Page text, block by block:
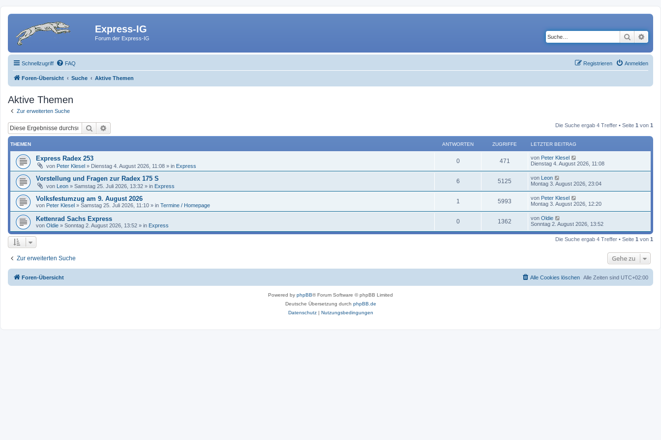
Express-IG
Forum der Express-IG Suche
Schnellzugriff FAQ Anmelden
Registrieren
Foren-Übersicht Suche Aktive Themen
Aktive Themen
Zur erweiterten Suche
Suche Die Suche ergab 4 Treffer • Seite 1 von 1
THEMEN ANTWORTEN ZUGRIFFE LETZTER BEITRAG
Express Radex 253
von Peter Klesel » Dienstag 4. August 2026, 11:08 » in Express
0 471 von Peter Klesel
Dienstag 4. August 2026, 11:08
Vorstellung und Fragen zur Radex 175 S
von Leon » Samstag 25. Juli 2026, 13:32 » in Express
6 5125 von Leon
Montag 3. August 2026, 23:04
Volksfestumzug am 9. August 2026
von Peter Klesel » Samstag 25. Juli 2026, 11:10 » in Termine / Homepage
1 5993 von Peter Klesel
Montag 3. August 2026, 12:20
Kettenrad Sachs Express
von Oldie » Sonntag 2. August 2026, 13:52 » in Express
0 1362 von Oldie
Sonntag 2. August 2026, 13:52
Die Suche ergab 4 Treffer • Seite 1 von 1
Zur erweiterten Suche Gehe zu
Foren-Übersicht Alle Zeiten sind UTC+02:00
Alle Cookies löschen
Powered by phpBB® Forum Software © phpBB Limited
Deutsche Übersetzung durch phpBB.de
Datenschutz| Nutzungsbedingungen